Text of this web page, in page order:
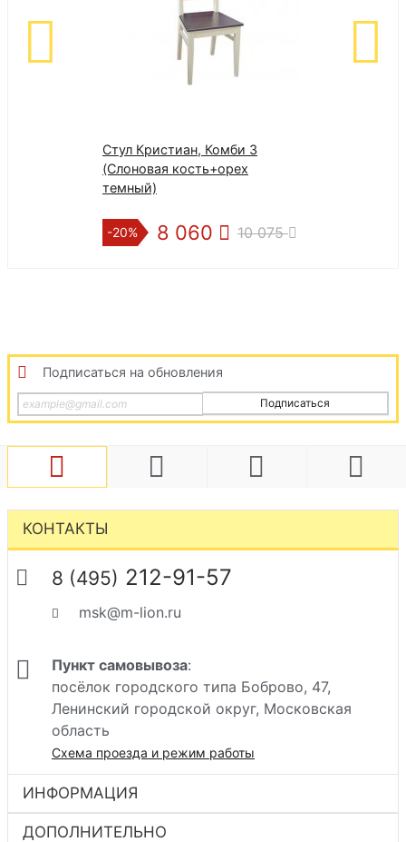
Стул Кристиан, Комби 3
(Слоновая кость+орех
темный)
-20% 8 060 10 075
Подписаться на обновления
Подписаться
КОНТАКТЫ
8 (495) 212-91-57
msk@m-lion.ru
Пункт самовывоза:
посёлок городского типа Боброво, 47,
Ленинский городской округ, Московская
область
Схема проезда и режим работы
ИНФОРМАЦИЯ
ДОПОЛНИТЕЛЬНО